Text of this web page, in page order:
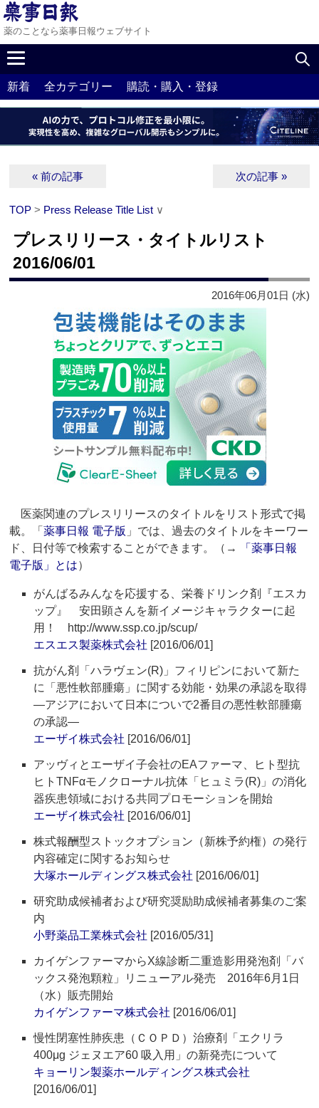
薬のことなら薬事日報ウェブサイト
新着 全カテゴリー 購読・購入・登録
« 前の記事 次の記事 »
TOP > Press Release Title List ∨
プレスリリース・タイトルリスト
2016/06/01
2016年06月01日 (水)
医薬関連のプレスリリースのタイトルをリスト形式で掲
載。「薬事日報 電子版 」では、過去のタイトルをキーワー
ド、日付等で検索することができます。（→
「薬事日報
電子版」とは）
がんばるみんなを応援する、栄養ドリンク剤『エスカ
ップ』 安田顕さんを新イメージキャラクターに起
用！ http://www.ssp.co.jp/scup/
エスエス製薬株式会社 [2016/06/01]
抗がん剤「ハラヴェン(R)」フィリピンにおいて新た
に「悪性軟部腫瘍」に関する効能・効果の承認を取得
―アジアにおいて日本についで2番目の悪性軟部腫瘍
の承認―
エーザイ株式会社 [2016/06/01]
アッヴィとエーザイ子会社のEAファーマ、ヒト型抗
ヒトTNFαモノクローナル抗体「ヒュミラ(R)」の消化
器疾患領域における共同プロモーションを開始
エーザイ株式会社 [2016/06/01]
株式報酬型ストックオプション（新株予約権）の発行
内容確定に関するお知らせ
大塚ホールディングス株式会社 [2016/06/01]
研究助成候補者および研究奨励助成候補者募集のご案
内
小野薬品工業株式会社 [2016/05/31]
カイゲンファーマからX線診断二重造影用発泡剤「バ
ックス発泡顆粒」リニューアル発売 2016年6月1日
（水）販売開始
カイゲンファーマ株式会社 [2016/06/01]
慢性閉塞性肺疾患（ＣＯＰＤ）治療剤「エクリラ
400μg ジェヌエア60 吸入用」の新発売について
キョーリン製薬ホールディングス株式会社
[2016/06/01]